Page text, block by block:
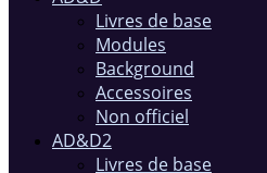
Livres de base
Modules
Background
Accessoires
Non officiel
AD&D2
Livres de base